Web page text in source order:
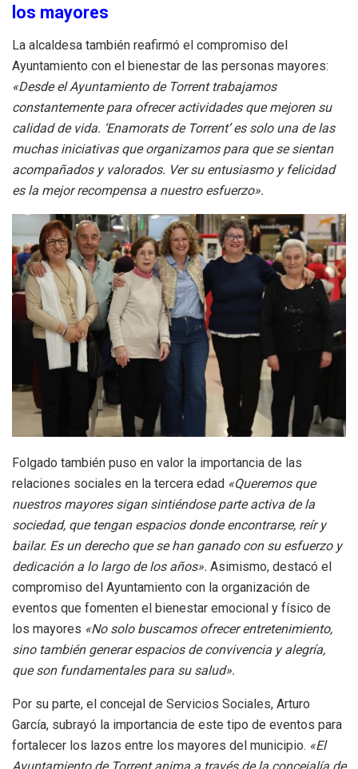
los mayores
La alcaldesa también reafirmó el compromiso del
Ayuntamiento con el bienestar de las personas mayores:
«Desde el Ayuntamiento de Torrent trabajamos
constantemente para ofrecer actividades que mejoren su
calidad de vida. ‘Enamorats de Torrent’ es solo una de las
muchas iniciativas que organizamos para que se sientan
acompañados y valorados. Ver su entusiasmo y felicidad
es la mejor recompensa a nuestro esfuerzo».
Folgado también puso en valor la importancia de las
relaciones sociales en la tercera edad «Queremos que
nuestros mayores sigan sintiéndose parte activa de la
sociedad, que tengan espacios donde encontrarse, reír y
bailar. Es un derecho que se han ganado con su esfuerzo y
dedicación a lo largo de los años». Asimismo, destacó el
compromiso del Ayuntamiento con la organización de
eventos que fomenten el bienestar emocional y físico de
los mayores «No solo buscamos ofrecer entretenimiento,
sino también generar espacios de convivencia y alegría,
que son fundamentales para su salud».
Por su parte, el concejal de Servicios Sociales, Arturo
García, subrayó la importancia de este tipo de eventos para
fortalecer los lazos entre los mayores del municipio. «El